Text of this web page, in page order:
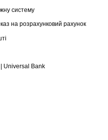
систему
на розрахунковий рахунок
Universal Bank